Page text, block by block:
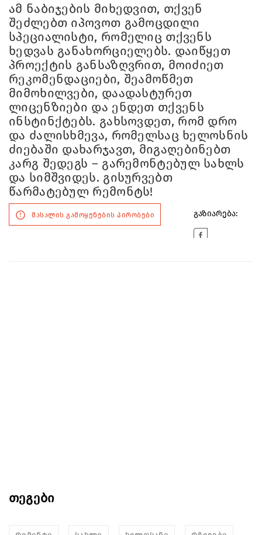
ამ ნაბიჯების მიხედვით, თქვენ
შეძლებთ იპოვოთ გამოცდილი
სპეციალისტი, რომელიც თქვენს
ხედვას განახორციელებს. დაიწყეთ
პროექტის განსაზღვრით, მოიძიეთ
რეკომენდაციები, შეამოწმეთ
მიმოხილვები, დაადასტურეთ
ლიცენზიები და ენდეთ თქვენს
ინსტინქტებს. გახსოვდეთ, რომ დრო
და ძალისხმევა, რომელსაც ხელოსნის
ძიებაში დახარჯავთ, მიგაღებინებთ
კარგ შედეგს – გარემონტებულ სახლს
და სიმშვიდეს. გისურვებთ
წარმატებულ რემონტს!
მასალის გამოყენების პირობები გაზიარება:
თეგები